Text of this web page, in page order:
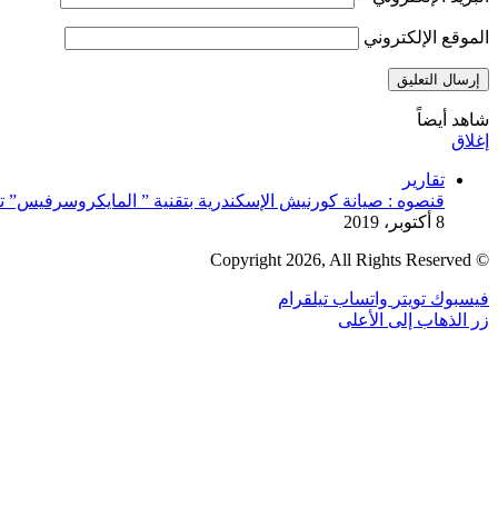
الموقع الإلكتروني
شاهد أيضاً
إغلاق
تقارير
قنصوه : صيانة كورنيش الإسكندرية بتقنية ” المايكروسرفيس”
8 أكتوبر، 2019
© Copyright 2026, All Rights Reserved
فيسبوك تويتر واتساب تيلقرام
زر الذهاب إلى الأعلى